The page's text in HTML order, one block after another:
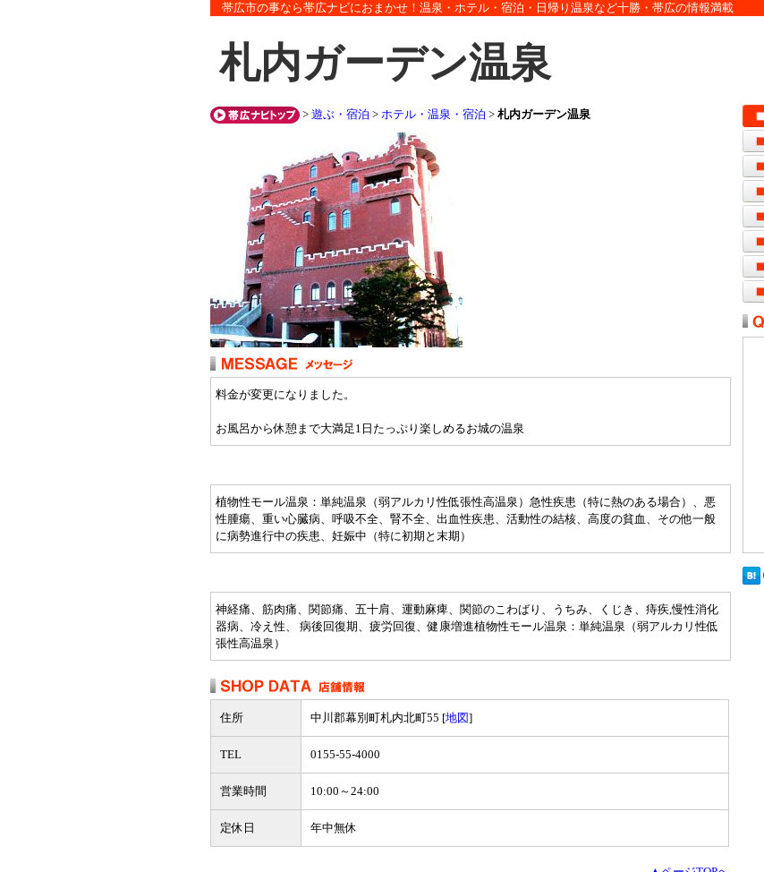
帯広市の事なら帯広ナビにおまかせ！温泉・ホテル・宿泊・日帰り温泉など十勝・帯広の情報満載
札内ガーデン温泉
> 遊ぶ・宿泊 > ホテル・温泉・宿泊 > 札内ガーデン温泉
料金が変更になりました。
お風呂から休憩まで大満足1日たっぷり楽しめるお城の温泉
植物性モール温泉：単純温泉（弱アルカリ性低張性高温泉）急性疾患（特に熱のある場合）、悪
性腫瘍、重い心臓病、呼吸不全、腎不全、出血性疾患、活動性の結核、高度の貧血、その他一般
に病勢進行中の疾患、妊娠中（特に初期と末期）
神経痛、筋肉痛、関節痛、五十肩、運動麻痺、関節のこわばり、うちみ、くじき、痔疾,慢性消化
器病、冷え性、 病後回復期、疲労回復、健康増進植物性モール温泉：単純温泉（弱アルカリ性低
張性高温泉）
住所 中川郡幕別町札内北町55 [地図]
TEL 0155-55-4000
営業時間 10:00～24:00
定休日 年中無休